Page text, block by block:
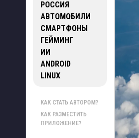
РОССИЯ
АВТОМОБИЛИ
СМАРТФОНЫ
ГЕЙМИНГ
ИИ
ANDROID
LINUX
КАК СТАТЬ АВТОРОМ?
КАК РАЗМЕСТИТЬ
ПРИЛОЖЕНИЕ?